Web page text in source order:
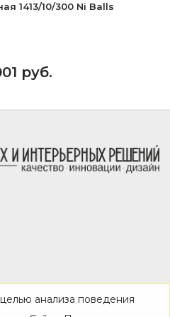
1413/10/300 Ni Balls
руб.
анализа поведения